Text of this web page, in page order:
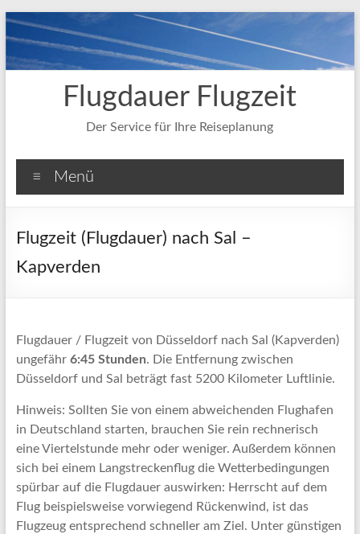
Zum
Inhalt
springen
Flugdauer Flugzeit
Der Service für Ihre Reiseplanung
Menü
Flugzeit (Flugdauer) nach Sal –
Kapverden
Flugdauer / Flugzeit von Düsseldorf nach Sal (Kapverden)
ungefähr 6:45 Stunden. Die Entfernung zwischen
Düsseldorf und Sal beträgt fast 5200 Kilometer Luftlinie.
Hinweis: Sollten Sie von einem abweichenden Flughafen
in Deutschland starten, brauchen Sie rein rechnerisch
eine Viertelstunde mehr oder weniger. Außerdem können
sich bei einem Langstreckenflug die Wetterbedingungen
spürbar auf die Flugdauer auswirken: Herrscht auf dem
Flug beispielsweise vorwiegend Rückenwind, ist das
Flugzeug entsprechend schneller am Ziel. Unter günstigen